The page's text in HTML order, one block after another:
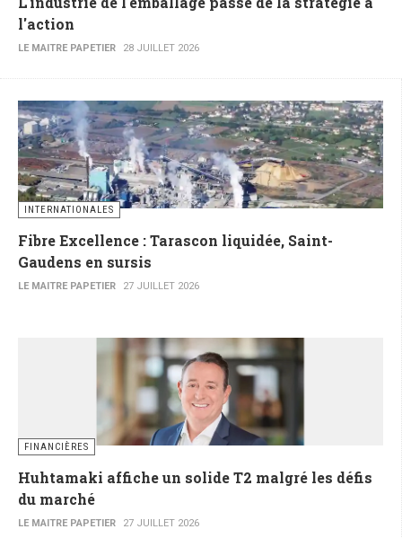
l'action
LE MAITRE PAPETIER 28 JUILLET 2026
INTERNATIONALES
Fibre Excellence : Tarascon liquidée, Saint-
Gaudens en sursis
LE MAITRE PAPETIER 27 JUILLET 2026
FINANCIÈRES
Huhtamaki affiche un solide T2 malgré les défis
du marché
LE MAITRE PAPETIER 27 JUILLET 2026